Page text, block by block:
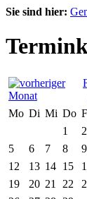
Sie sind hier:
Mo Di Mi Do
1
2
5
6 7 8 9
12
13 14 15
19
20 21 22